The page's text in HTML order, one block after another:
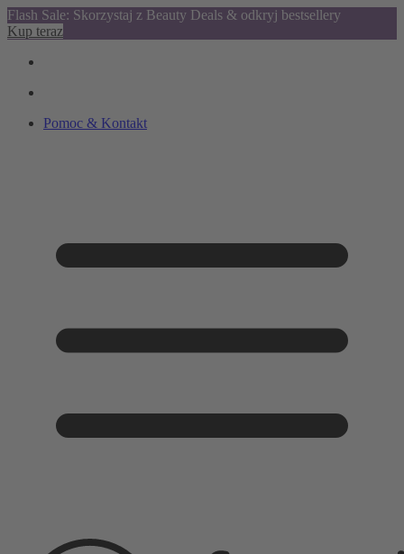
Flash Sale: Skorzystaj z Beauty Deals & odkryj bestsellery
Kup teraz
Pomoc & Kontakt